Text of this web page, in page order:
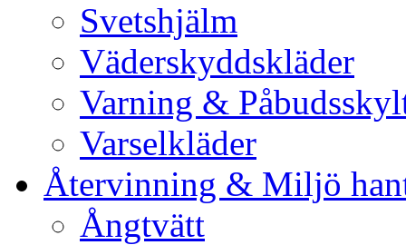
Svetshjälm
Väderskyddskläder
Varning &
Varselkläder
Återvinning & Miljö
Ångtvätt